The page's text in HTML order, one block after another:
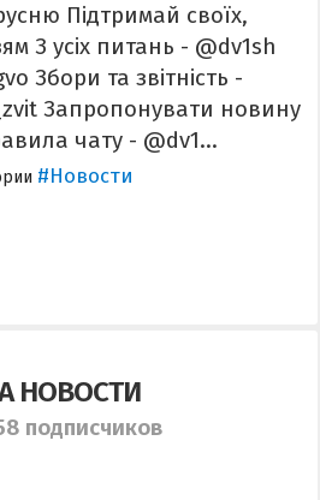
Підтримай своїх,
З усіх питань - @dv1sh
Збори та звітність -
Запропонувати новину
чату - @dv1...
#Новости
НОВОСТИ
подписчиков